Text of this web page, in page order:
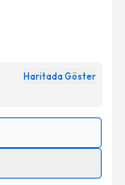
Haritada Göster